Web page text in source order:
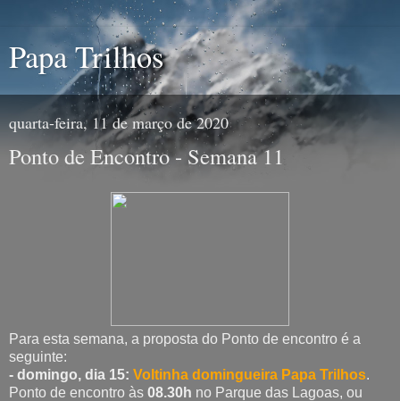
Papa Trilhos
quarta-feira, 11 de março de 2020
Ponto de Encontro - Semana 11
Para esta semana, a proposta do Ponto de encontro é a
seguinte:
- domingo, dia 15: Voltinha domingueira Papa Trilhos.
Ponto de encontro às 08.30h no Parque das Lagoas, ou